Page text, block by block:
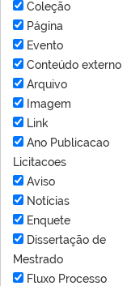
Coleção
Página
Evento
Conteúdo externo
Arquivo
Imagem
Link
Ano Publicacao
Licitacoes
Aviso
Notícias
Enquete
Dissertação de
Mestrado
Fluxo Processo